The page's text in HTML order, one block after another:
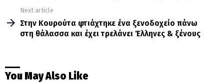
Next article
Στην Κουρούτα φτιάχτηκε ένα ξενοδοχείο πάνω
στη θάλασσα και έχει τρελάνει Έλληνες & ξένους
You May Also Like